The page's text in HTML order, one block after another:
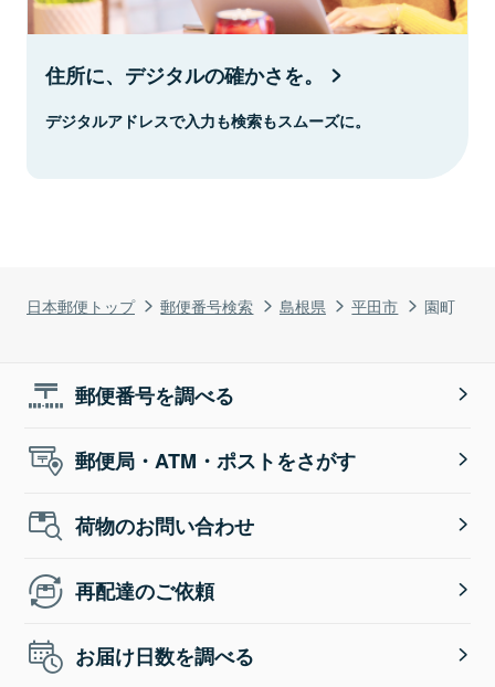
日本郵便トップ 郵便番号検索 島根県 平田市 園町
住所に、デジタルの確かさを。
デジタルアドレスで入力も検索もスムーズに。
郵便番号を調べる
郵便局・ATM・ポストをさがす
荷物のお問い合わせ
再配達のご依頼
お届け日数を調べる